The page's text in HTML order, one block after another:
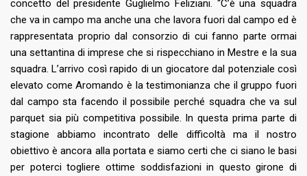
concetto del presidente Guglielmo Feliziani. “C’è una squadra
che va in campo ma anche una che lavora fuori dal campo ed è
rappresentata proprio dal consorzio di cui fanno parte ormai
una settantina di imprese che si rispecchiano in Mestre e la sua
squadra. L’arrivo così rapido di un giocatore dal potenziale così
elevato come Aromando è la testimonianza che il gruppo fuori
dal campo sta facendo il possibile perché squadra che va sul
parquet sia più competitiva possibile. In questa prima parte di
stagione abbiamo incontrato delle difficoltà ma il nostro
obiettivo è ancora alla portata e siamo certi che ci siano le basi
per poterci togliere ottime soddisfazioni in questo girone di